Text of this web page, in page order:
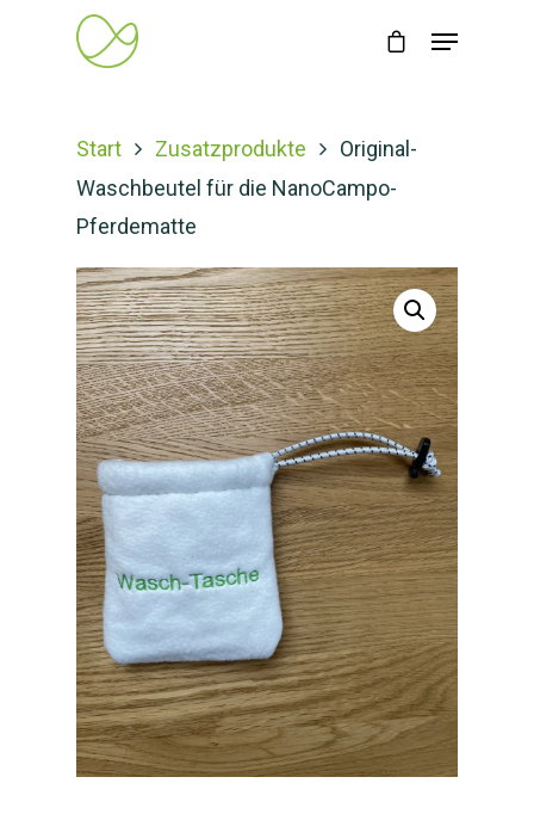
Start Zusatzprodukte
Original-
Waschbeutel für die NanoCampo-
Pferdematte